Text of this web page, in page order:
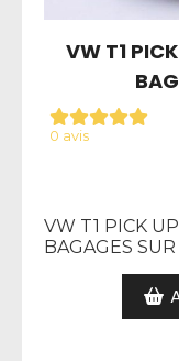
VW T1
0 avis
VW T1 PICK
BAGAGES